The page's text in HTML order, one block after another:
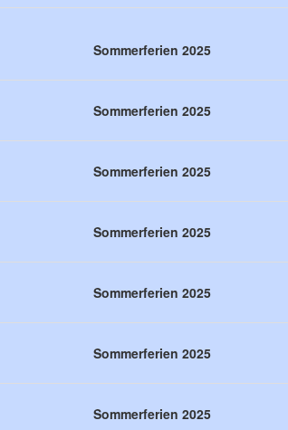
Sommerferien 2025
Sommerferien 2025
Sommerferien 2025
Sommerferien 2025
Sommerferien 2025
Sommerferien 2025
Sommerferien 2025